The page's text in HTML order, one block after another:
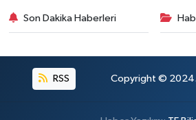
Son Dakika Haberleri
RSS Copyright © 2024.